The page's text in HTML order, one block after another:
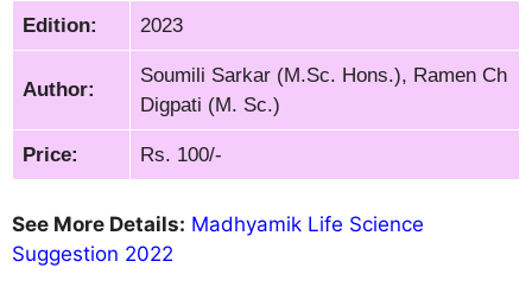
Edition: 2023
Author:
Soumili Sarkar (M.Sc. Hons.), Ramen Ch
Digpati (M. Sc.)
Price: Rs. 100/-
See More Details: Madhyamik Life Science
Suggestion 2022